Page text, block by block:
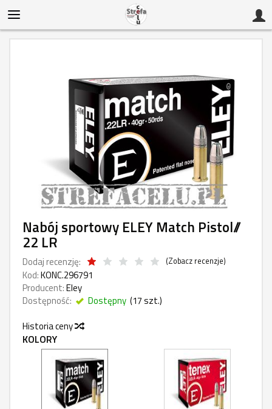
Nabój sportowy ELEY Match Pistol//
22 LR
Dodaj recenzję: (Zobacz recenzje)
Kod:KONC.296791
Producent:Eley
Dostępność:
Dostępny (17szt.)
Historia ceny
KOLORY